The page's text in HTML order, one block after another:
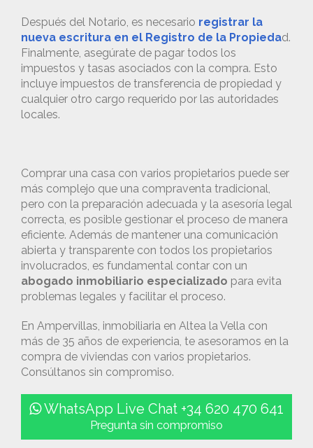
Después del Notario, es necesario registrar la
nueva escritura en el Registro de la Propiedad.
Finalmente, asegúrate de pagar todos los
impuestos y tasas asociados con la compra. Esto
incluye impuestos de transferencia de propiedad y
cualquier otro cargo requerido por las autoridades
locales.
Comprar una casa con varios propietarios puede ser
más complejo que una compraventa tradicional,
pero con la preparación adecuada y la asesoría legal
correcta, es posible gestionar el proceso de manera
eficiente. Además de mantener una comunicación
abierta y transparente con todos los propietarios
involucrados, es fundamental contar con un
abogado inmobiliario especializado para evita
problemas legales y facilitar el proceso.
En Ampervillas, inmobiliaria en Altea la Vella con
más de 35 años de experiencia, te asesoramos en la
compra de viviendas con varios propietarios.
Consúltanos sin compromiso.
WhatsApp Live Chat +34 620 470 641
Pregunta sin compromiso